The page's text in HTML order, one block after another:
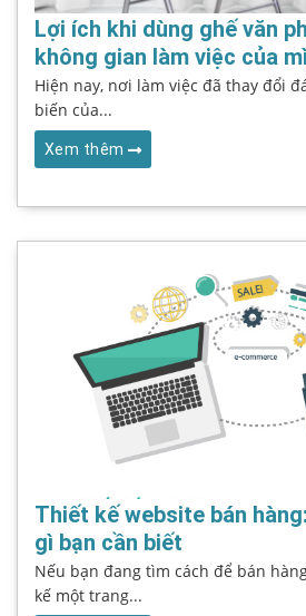
Lợi ích khi dùng ghế văn
không gian làm việc của
Hiện nay, nơi làm việc đã thay đổi
biến của...
Xem thêm
Thiết kế website bán
gì bạn cần biết
Nếu bạn đang tìm cách để bán
kế một trang...